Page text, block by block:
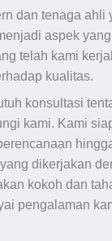
dan tenaga ahli
aspek
telah kami
kualitas.
konsultasi
kami. Kami
dikerjakan
kokoh dan
pengalaman